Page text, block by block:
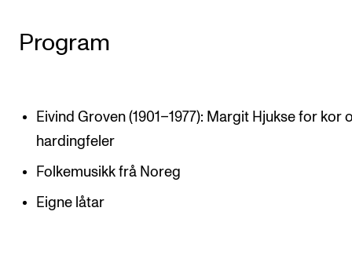
Finn ansatte
Program
Eivind Groven (1901–1977): Margit Hjukse for kor
hardingfeler
Folkemusikk frå Noreg
Eigne låtar